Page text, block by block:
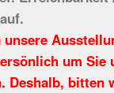
unsere
um Sie
Deshalb, bitten